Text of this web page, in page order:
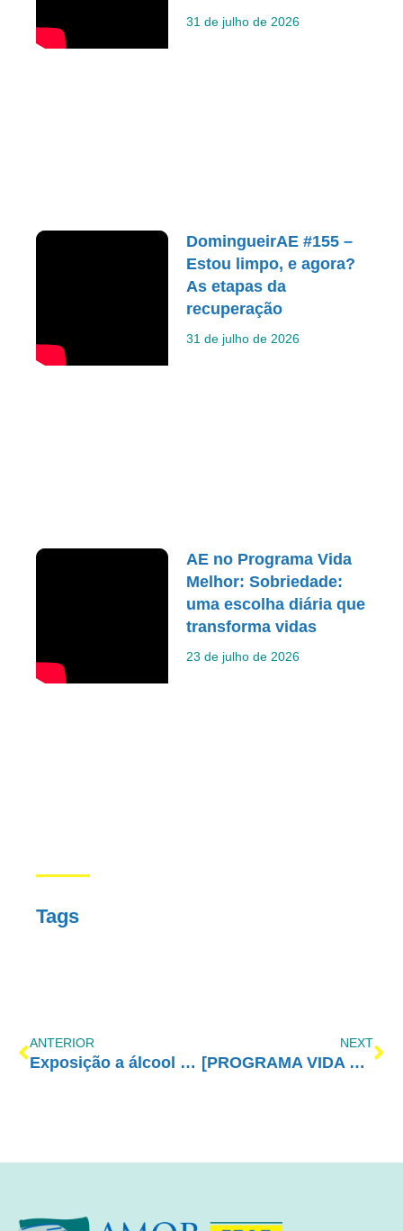
31 de julho de 2026
DomingueirAE #155 –
Estou limpo, e agora?
As etapas da
recuperação
31 de julho de 2026
AE no Programa Vida
Melhor: Sobriedade:
uma escolha diária que
transforma vidas
23 de julho de 2026
Tags
ANTERIOR
Exposição a álcool e drogas em casa interfere no consumo futuro
NEXT
[PROGRAMA VIDA MELHOR – REDEVIDA] – 08/08